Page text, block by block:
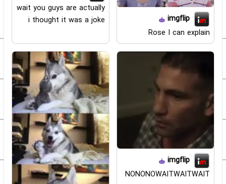
imgflip
Rose I can explain
wait you guys are actually
i thought it was a joke
imgflip
NONONOWAITWAITWAIT